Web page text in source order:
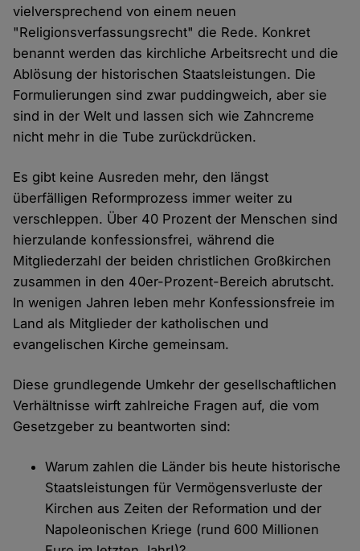
vielversprechend von einem neuen
"Religionsverfassungsrecht" die Rede. Konkret
benannt werden das kirchliche Arbeitsrecht und die
Ablösung der historischen Staatsleistungen. Die
Formulierungen sind zwar puddingweich, aber sie
sind in der Welt und lassen sich wie Zahncreme
nicht mehr in die Tube zurückdrücken.
Es gibt keine Ausreden mehr, den längst
überfälligen Reformprozess immer weiter zu
verschleppen. Über 40 Prozent der Menschen sind
hierzulande konfessionsfrei, während die
Mitgliederzahl der beiden christlichen Großkirchen
zusammen in den 40er-Prozent-Bereich abrutscht.
In wenigen Jahren leben mehr Konfessionsfreie im
Land als Mitglieder der katholischen und
evangelischen Kirche gemeinsam.
Diese grundlegende Umkehr der gesellschaftlichen
Verhältnisse wirft zahlreiche Fragen auf, die vom
Gesetzgeber zu beantworten sind:
Warum zahlen die Länder bis heute historische
Staatsleistungen für Vermögensverluste der
Kirchen aus Zeiten der Reformation und der
Napoleonischen Kriege (rund 600 Millionen